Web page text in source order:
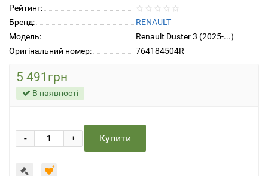
Рейтинг:
Бренд:
RENAULT
Модель:
Renault Duster 3 (2025-...)
Оригінальний номер:
764184504R
5 491грн
В наявності
+
- Купити